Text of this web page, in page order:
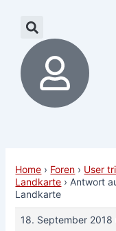
Home › Foren › User
Landkarte › Antwort
Landkarte
18. September 2018